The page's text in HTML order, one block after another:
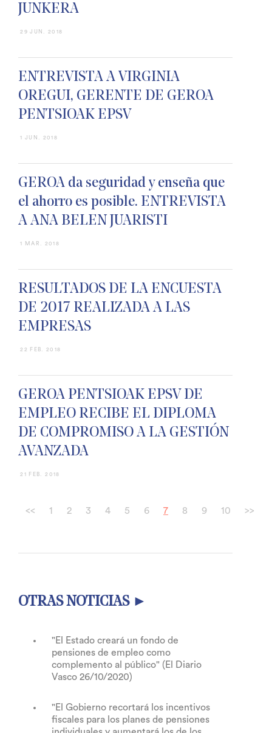
JUNKERA
29 JUN. 2018
ENTREVISTA A VIRGINIA
OREGUI, GERENTE DE GEROA
PENTSIOAK EPSV
1 JUN. 2018
GEROA da seguridad y enseña que
el ahorro es posible. ENTREVISTA
A ANA BELEN JUARISTI
1 MAR. 2018
RESULTADOS DE LA ENCUESTA
DE 2017 REALIZADA A LAS
EMPRESAS
22 FEB. 2018
GEROA PENTSIOAK EPSV DE
EMPLEO RECIBE EL DIPLOMA
DE COMPROMISO A LA GESTIÓN
AVANZADA
21 FEB. 2018
<< 1 2 3 4 5 6 7 8 9 10 >>
OTRAS NOTICIAS ►
"El Estado creará un fondo de
pensiones de empleo como
complemento al público" (El Diario
Vasco 26/10/2020)
"El Gobierno recortará los incentivos
fiscales para los planes de pensiones